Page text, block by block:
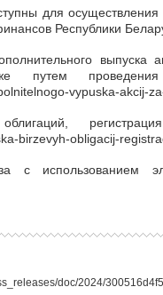
для
Республики
путем
vypuska-akcij-
birzevyh-obligacij-
с использованием
doc/2024/